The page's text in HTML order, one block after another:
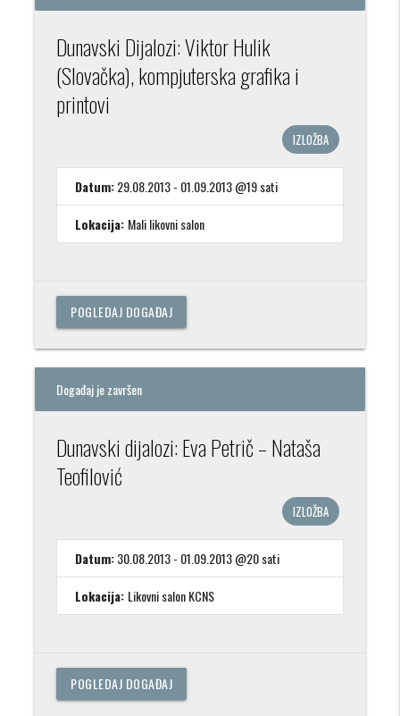
Dunavski Dijalozi: Viktor Hulik
(Slovačka), kompjuterska grafika i
printovi
IZLOŽBA
Datum:29.08.2013 - 01.09.2013 @19 sati
Lokacija: Mali likovni salon
POGLEDAJ DOGAĐAJ
Događaj je završen
Dunavski dijalozi: Eva Petrič – Nataša
Teofilović
IZLOŽBA
Datum:30.08.2013 - 01.09.2013 @20 sati
Lokacija: Likovni salon KCNS
POGLEDAJ DOGAĐAJ